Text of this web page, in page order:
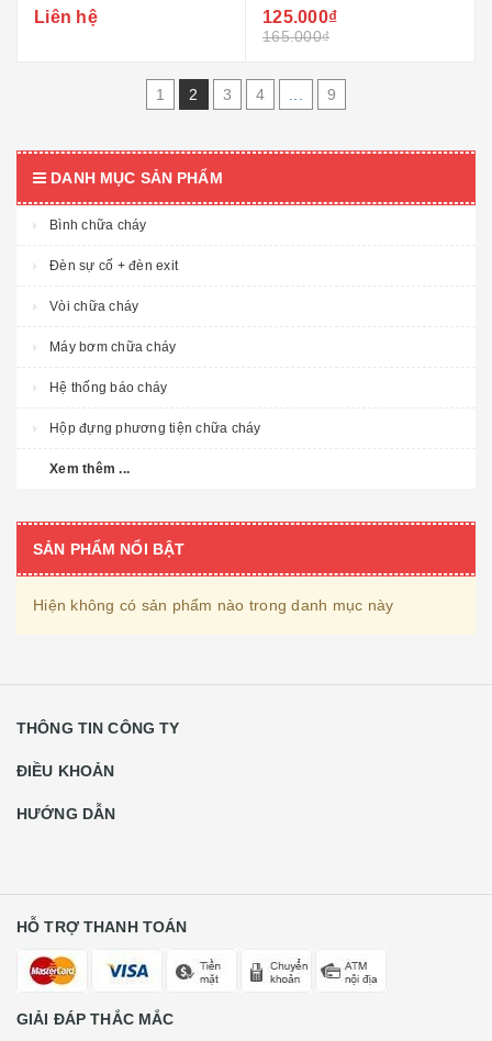
Liên hệ 125.000₫
165.000₫
1 2 3 4 9
DANH MỤC SẢN PHẨM
Bình chữa cháy
Đèn sự cố + đèn exit
Vòi chữa cháy
Máy bơm chữa cháy
Hệ thống báo cháy
Hộp đựng phương tiện chữa cháy
Xem thêm ...
SẢN PHẨM NỔI BẬT
Hiện không có sản phẩm nào trong danh mục này
THÔNG TIN CÔNG TY
ĐIỀU KHOẢN
HƯỚNG DẪN
HỖ TRỢ THANH TOÁN
GIẢI ĐÁP THẮC MẮC